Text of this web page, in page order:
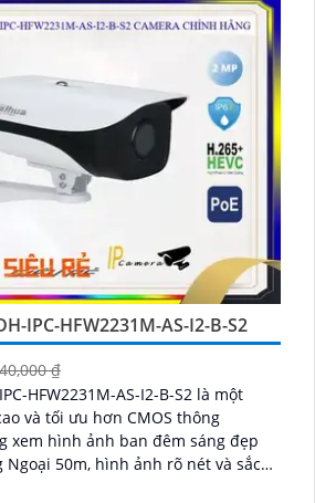
IPC-HFW2231M-AS-I2-B-S2
₫
HFW2231M-AS-I2-B-S2 là một
và tối ưu hơn CMOS thông
Ngoại 50m, hình ảnh rõ nét và sắc